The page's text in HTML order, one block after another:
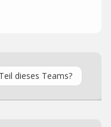
dieses Teams?